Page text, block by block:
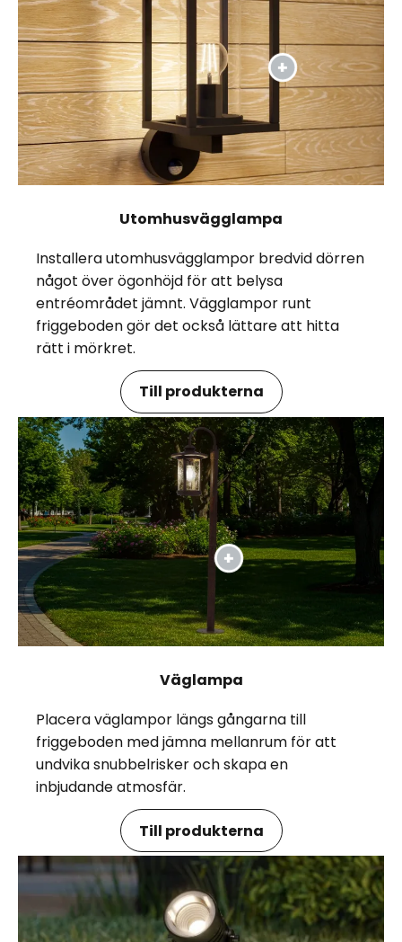
Utomhusvägglampa
Installera utomhusvägglampor bredvid dörren
något över ögonhöjd för att belysa
entréområdet jämnt. Vägglampor runt
friggeboden gör det också lättare att hitta
rätt i mörkret.
Till produkterna
Väglampa
Placera väglampor längs gångarna till
friggeboden med jämna mellanrum för att
undvika snubbelrisker och skapa en
inbjudande atmosfär.
Till produkterna